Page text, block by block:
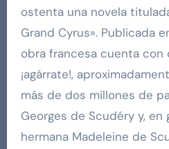
ostenta una novela
Grand Cyrus». Publicada
obra francesa cuenta con
¡agárrate!,
más de dos millones de
Georges de Scudéry y, en
hermana Madeleine de